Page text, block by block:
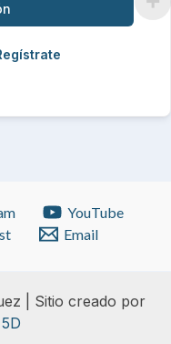
YouTube
Email
| Sitio creado por